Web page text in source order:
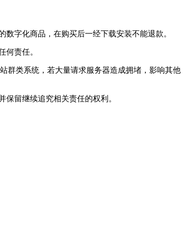
字化商品，在购买后一经下载安装不能退款。
何责任。
群类系统，若大量请求服务器造成拥堵，影响其他
留继续追究相关责任的权利。